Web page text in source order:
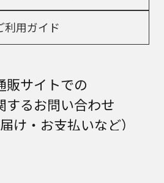
利用ガイド
販サイトでの
するお問い合わせ
け・お支払いなど）